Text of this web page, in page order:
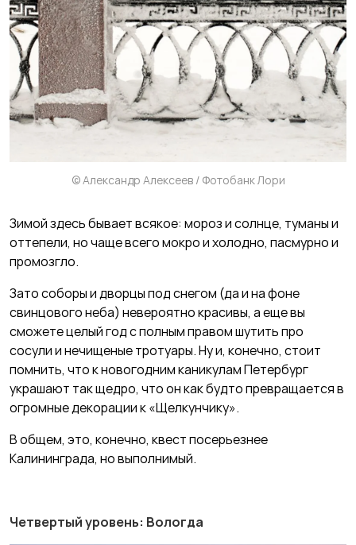
© Александр Алексеев / Фотобанк Лори
Зимой здесь бывает всякое: мороз и солнце, туманы и
оттепели, но чаще всего мокро и холодно, пасмурно и
промозгло.
Зато соборы и дворцы под снегом (да и на фоне
свинцового неба) невероятно красивы, а еще вы
сможете целый год с полным правом шутить про
сосули и нечищеные тротуары. Ну и, конечно, стоит
помнить, что к новогодним каникулам Петербург
украшают так щедро, что он как будто превращается в
огромные декорации к «Щелкунчику».
В общем, это, конечно, квест посерьезнее
Калининграда, но выполнимый.
Четвертый уровень: Вологда